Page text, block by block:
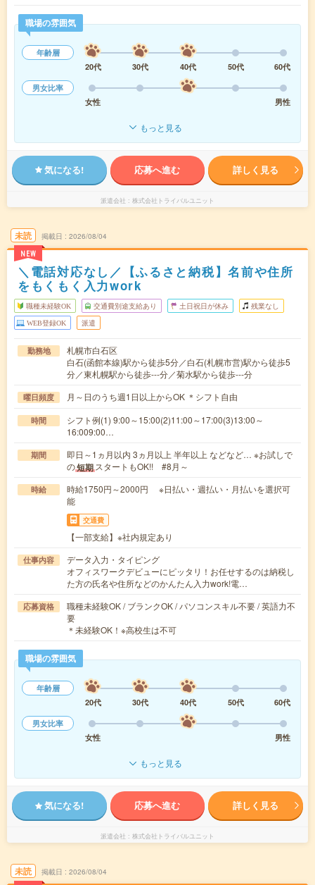
職場の雰囲気
年齢層
20代
30代 40代 50代
60代
男女比率
女性
男性
もっと見る
気になる! 応募へ進む 詳しく見る
派遣会社 株式会社トライバルユニット
未読
NEW
掲載日 2026/08/04
＼電話対応なし／【ふるさと納税】名前や住所
をもくもく入力work
職種未経験OK 交通費別途支給あり 土日祝日が休み 残業なし
WEB登録OK 派遣
勤務地
札幌市白石区
白石(函館本線)駅から徒歩5分／白石(札幌市営)駅から徒歩5
分／東札幌駅から徒歩---分／菊水駅から徒歩---分
曜日頻度 月～日のうち週1日以上からOK ＊シフト自由
時間
シフト例(1) 9:00～15:00(2)11:00～17:00(3)13:00～
16:009:00…
期間
即日～1ヵ月以内 3ヵ月以上 半年以上 などなど… ※お試しで
の短期 スタートもOK!! #8月～
時給
時給1750円～2000円 ※日払い・週払い・月払いを選択可
能
交通費
【一部支給】※社内規定あり
仕事内容
データ入力・タイピング
オフィスワークデビューにピッタリ！お任せするのは納税し
た方の氏名や住所などのかんたん入力work!電…
応募資格
職種未経験OK / ブランクOK / パソコンスキル不要 / 英語力不
要
＊未経験OK！※高校生は不可
職場の雰囲気
年齢層
20代
30代 40代 50代
60代
男女比率
女性
男性
もっと見る
気になる! 応募へ進む 詳しく見る
派遣会社 株式会社トライバルユニット
未読 掲載日 2026/08/04